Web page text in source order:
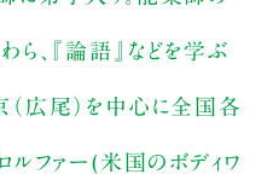
ら、『論語』などを学ぶ
（広尾）を中心に全国各
ルファー(米国のボディワ